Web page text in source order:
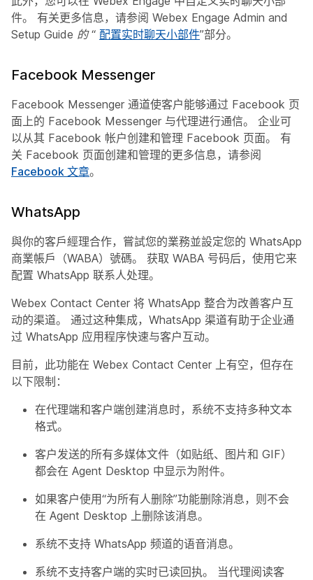
件。 有关更多信息，请参阅 Webex Engage Admin and
Setup Guide 的“ 配置实时聊天小部件”部分。
Facebook Messenger
Facebook Messenger 通道使客户能够通过 Facebook 页
面上的 Facebook Messenger 与代理进行通信。 企业可
以从其 Facebook 帐户创建和管理 Facebook 页面。 有
关 Facebook 页面创建和管理的更多信息，请参阅
Facebook 文章。
WhatsApp
與你的客戶經理合作，嘗試您的業務並設定您的 WhatsApp
商業帳戶（WABA）號碼。 获取 WABA 号码后，使用它来
配置 WhatsApp 联系人处理。
Webex Contact Center 将 WhatsApp 整合为改善客户互
动的渠道。 通过这种集成，WhatsApp 渠道有助于企业通
过 WhatsApp 应用程序快速与客户互动。
目前，此功能在 Webex Contact Center 上有空，但存在
以下限制：
在代理端和客户端创建消息时，系统不支持多种文本
格式。
客户发送的所有多媒体文件（如贴纸、图片和 GIF）
都会在 Agent Desktop 中显示为附件。
如果客户使用“为所有人删除”功能删除消息，则不会
在 Agent Desktop 上删除该消息。
系统不支持 WhatsApp 频道的语音消息。
系统不支持客户端的实时已读回执。 当代理阅读客